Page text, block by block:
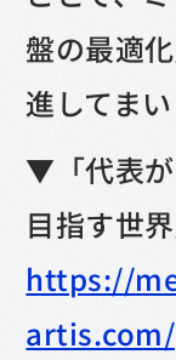
盤の最適
進してまい
▼「代表が
目指す世界
https://